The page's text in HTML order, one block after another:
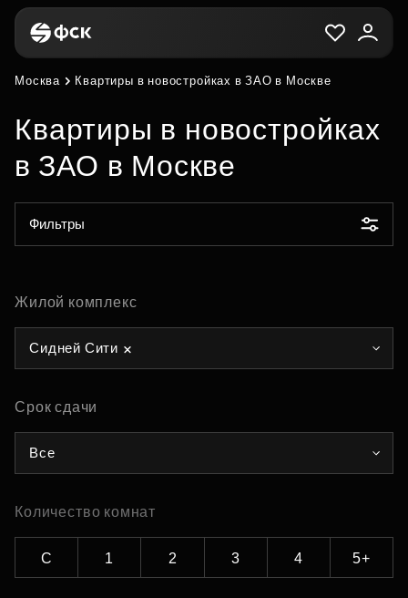
Москва Квартиры в новостройках в ЗАО в Москве
Квартиры в новостройках
в ЗАО в Москве
Фильтры
Жилой комплекс
Сидней Сити
Срок сдачи
Все
Количество комнат
С 1 2 3 4 5+